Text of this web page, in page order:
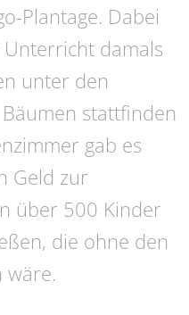
Plantage. Dabei
damals
unter den
stattfinden
gab es
Geld zur
über 500 Kinder
die ohne den
wäre.